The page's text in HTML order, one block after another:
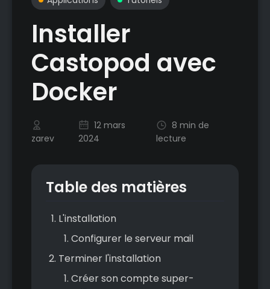
Installer
Castopod avec
Docker
zarev
12 mars
2024
8 min de
lecture
Table des matières
L'installation
Configurer le serveur mail
Terminer l'installation
Créer son compte super-